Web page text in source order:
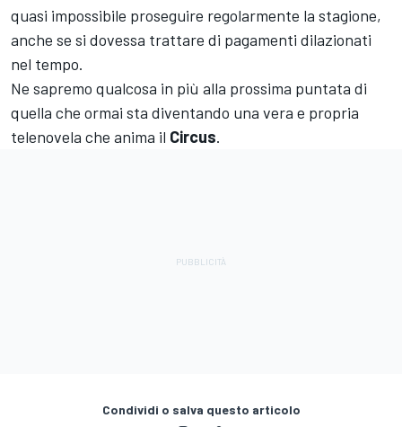
quasi impossibile proseguire regolarmente la stagione,
anche se si dovessa trattare di pagamenti dilazionati
nel tempo.
Ne sapremo qualcosa in più alla prossima puntata di
quella che ormai sta diventando una vera e propria
telenovela che anima il Circus.
Condividi o salva questo articolo